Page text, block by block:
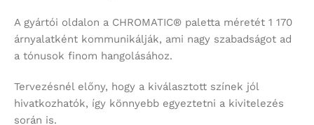
A gyártói oldalon a CHROMATIC® paletta méretét 1 170
árnyalatként kommunikálják, ami nagy szabadságot ad
a tónusok finom hangolásához.
Tervezésnél előny, hogy a kiválasztott színek jól
hivatkozhatók, így könnyebb egyeztetni a kivitelezés
során is.